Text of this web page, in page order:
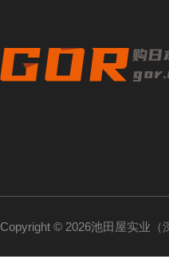
Copyright © 2026池田屋实业